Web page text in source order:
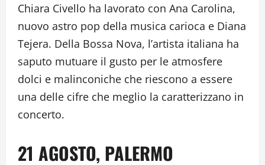
Chiara Civello ha lavorato con Ana Carolina,
nuovo astro pop della musica carioca e Diana
Tejera. Della Bossa Nova, l’artista italiana ha
saputo mutuare il gusto per le atmosfere
dolci e malinconiche che riescono a essere
una delle cifre che meglio la caratterizzano in
concerto.
21 AGOSTO, PALERMO